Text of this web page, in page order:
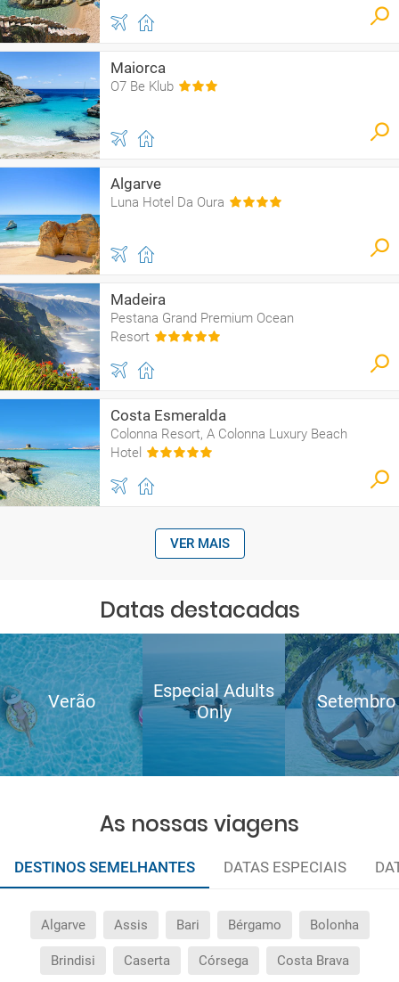
Maiorca
O7 Be Klub
Algarve
Luna Hotel Da Oura
Madeira
Pestana Grand Premium Ocean
Resort
Costa Esmeralda
Colonna Resort, A Colonna Luxury Beach
Hotel
VER MAIS
Datas destacadas
Verão
Especial Adults
Only
Setembro
As nossas viagens
DESTINOS SEMELHANTES DATAS ESPECIAIS
Algarve Assis Bari Bérgamo Bolonha
Brindisi Caserta Córsega Costa Brava